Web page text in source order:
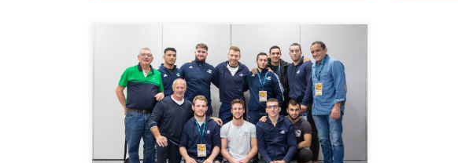
En juin dernier, notre équipe de seniors a terminé
vice-championne de France 1re division. Elle est donc
de nouveau qualifiée pour la Coupe d’Europe des
clubs. C’est ce dimanche 17 novembre à Lisbonne au
Portugal que notre équipe, coachée par Stéphane,
participe à cette compétition. Voici sa composition :
-66 […]